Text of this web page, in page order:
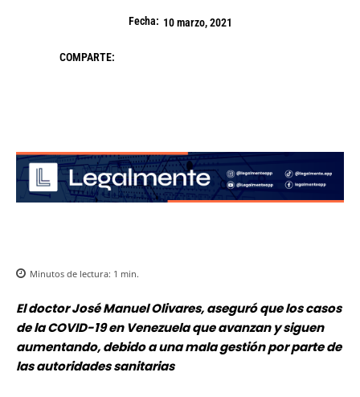
Fecha: 10 marzo, 2021
COMPARTE:
Minutos de lectura: 1 min.
El doctor José Manuel Olivares, aseguró que los casos
de la COVID-19 en Venezuela que avanzan y siguen
aumentando, debido a una mala gestión por parte de
las autoridades sanitarias